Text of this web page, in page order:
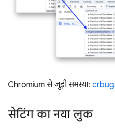
Chromium से जुड़ी समस्या:
सेटिंग का नया लुक